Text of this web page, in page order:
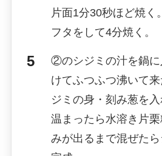
片面1分30秒ほど焼く
フタをして4分焼く。
②のシジミの汁を鍋に
けてふつふつ沸いて
ジミの身・刻み葱を入
温まったら水溶き片
みが出るまで混ぜた